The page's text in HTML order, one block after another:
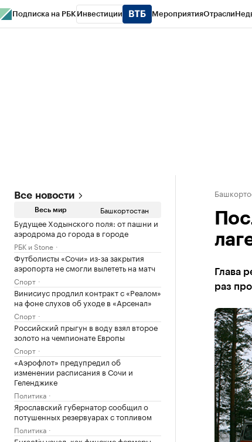
Подписка на РБК Инвестиции МероприятияОтрасли
Все новости
Весь мир Башкортостан
Будущее Ходынского поля: от пашни и
аэродрома до города в городе
РБК и Stone
Футболисты «Сочи» из-за закрытия
аэропорта не смогли вылететь на матч
Спорт
Винисиус продлил контракт с «Реалом»
на фоне слухов об уходе в «Арсенал»
Спорт
Российский прыгун в воду взял второе
золото на чемпионате Европы
Спорт
«Аэрофлот» предупредил об
изменении расписания в Сочи и
Геленджике
Политика
Ярославский губернатор сообщил о
потушенных резервуарах с топливом
Политика
Глава
раз